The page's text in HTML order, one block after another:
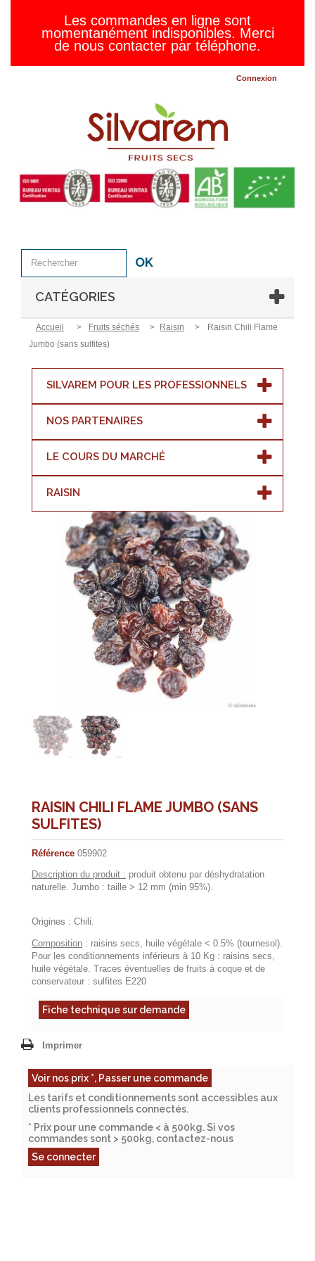
Les commandes en ligne sont
momentanément indisponibles. Merci
de nous contacter par téléphone.
Connexion
OK
CATÉGORIES
Accueil > Fruits séchés > Raisin >
Raisin Chili Flame
Jumbo (sans sulfites)
SILVAREM POUR LES PROFESSIONNELS
NOS PARTENAIRES
LE COURS DU MARCHÉ
RAISIN
RAISIN CHILI FLAME JUMBO (SANS
SULFITES)
Référence 059902
Description du produit : produit obtenu par déshydratation
naturelle. Jumbo : taille > 12 mm (min 95%).
Origines : Chili.
Composition : raisins secs, huile végétale < 0.5% (tournesol).
Pour les conditionnements inférieurs à 10 Kg : raisins secs,
huile végétale. Traces éventuelles de fruits à coque et de
conservateur : sulfites E220
Fiche technique sur demande
Voir nos prix *, Passer une commande
Les tarifs et conditionnements sont accessibles aux
clients professionnels connectés.
* Prix pour une commande < à 500kg. Si vos
commandes sont > 500kg, contactez-nous
Se connecter
Imprimer